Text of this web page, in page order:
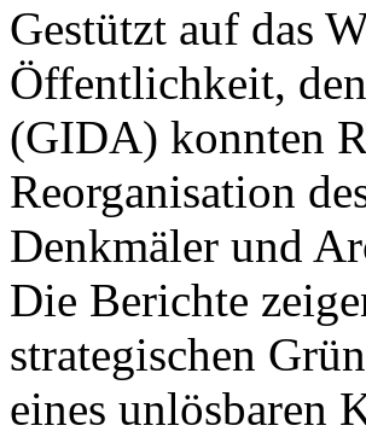
Gestützt auf das
Öffentlichkeit,
(GIDA) konnten
Reorganisation
Denkmäler und
Die Berichte
strategischen
eines unlösbaren